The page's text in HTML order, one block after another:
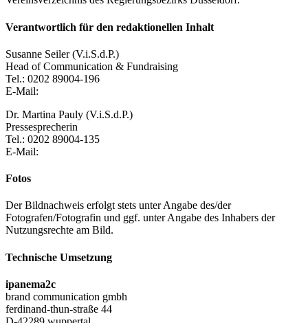
Verantwortlich für den redaktionellen Inhalt
Susanne Seiler (V.i.S.d.P.)
Head of Communication & Fundraising
Tel.: 0202 89004-196
E-Mail:
Dr. Martina Pauly (V.i.S.d.P.)
Pressesprecherin
Tel.: 0202 89004-135
E-Mail:
Fotos
Der Bildnachweis erfolgt stets unter Angabe des/der
Fotografen/Fotografin und ggf. unter Angabe des Inhabers der
Nutzungsrechte am Bild.
Technische Umsetzung
ipanema2c
brand communication gmbh
ferdinand-thun-straße 44